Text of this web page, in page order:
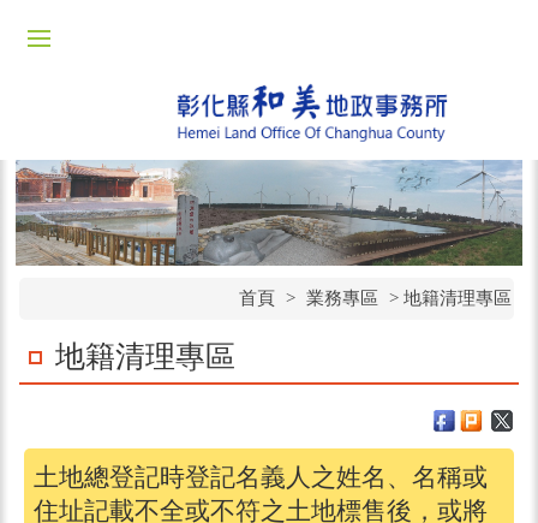
首頁 > 業務專區 > 地籍清理專區
地籍清理專區
土地總登記時登記名義人之姓名、名稱或
住址記載不全或不符之土地標售後，或將